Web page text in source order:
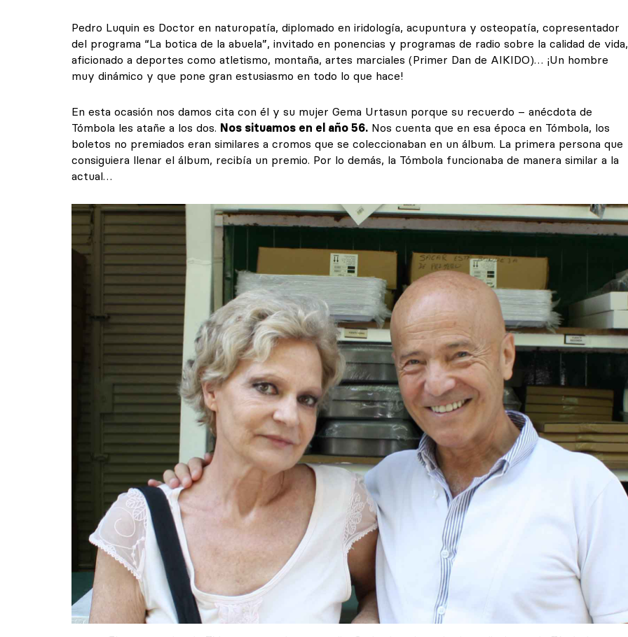
Pedro Luquin es Doctor en naturopatía, diplomado en iridología, acupuntura y osteopatía, copresentador
del programa “La botica de la abuela”, invitado en ponencias y programas de radio sobre la calidad de vida,
aficionado a deportes como atletismo, montaña, artes marciales (Primer Dan de AIKIDO)… ¡Un hombre
muy dinámico y que pone gran estusiasmo en todo lo que hace!
En esta ocasión nos damos cita con él y su mujer Gema Urtasun porque su recuerdo – anécdota de
Tómbola les atañe a los dos. Nos situamos en el año 56. Nos cuenta que en esa época en Tómbola, los
boletos no premiados eran similares a cromos que se coleccionaban en un álbum. La primera persona que
consiguiera llenar el álbum, recibía un premio. Por lo demás, la Tómbola funcionaba de manera similar a la
actual…